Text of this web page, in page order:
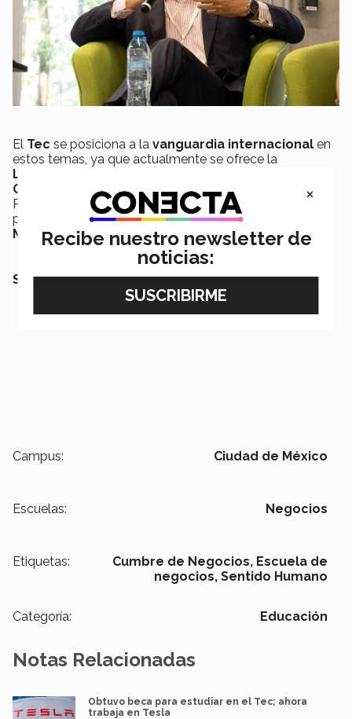
El Tec se posiciona a la vanguardia internacional en
estos temas, ya que actualmente se ofrece la
Licenciatura en Talento y Desarrollo
Organizacional
, así como programas ejecutivos sobre
Recursos Humanos en el EGADE
, la escuela de
posgrados de negocios del Tec de Monterrey,
México y América Latina.
SEGURO QUERRÁS LEER TAMBIÉN:
Campus: Ciudad de México
Escuelas: Negocios
Etiquetas: Cumbre de Negocios, Escuela de
negocios, Sentido Humano
Categoría: Educación
Notas Relacionadas
Obtuvo beca para estudiar en el Tec; ahora
trabaja en Tesla
×
Recibe nuestro newsletter de
noticias: